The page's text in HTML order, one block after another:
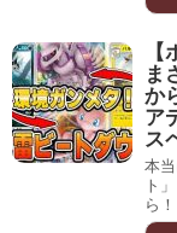
ま
か
ア
ス
本
ト
ら